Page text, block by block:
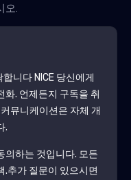
.
합니다 NICE당신에게
화. 언제든지 구독을 취
뮤니케이션은 자체 개
.
의하는 것입니다. 모든
.추가 질문이 있으시면